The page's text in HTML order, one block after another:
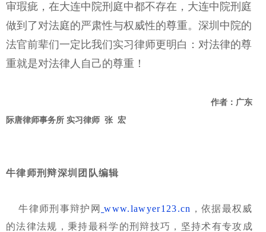
审瑕疵，在大连中院刑庭中都不存在，大连中院刑庭
做到了对法庭的严肃性与权威性的尊重。深圳中院的
法官前辈们一定比我们实习律师更明白：对法律的尊
重就是对法律人自己的尊重！
作者：广东
际唐律师事务所 实习律师 张 宏
牛律师刑辩深圳团队编辑
牛律师刑事辩护网 www.lawyer123.cn ，依据最权威
的法律法规，秉持最科学的刑辩技巧，坚持术有专攻成